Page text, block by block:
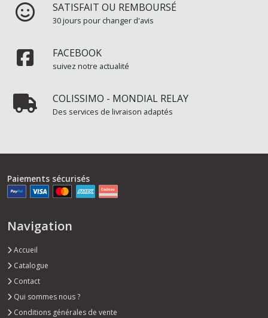
SATISFAIT OU REMBOURSÉ
30 jours pour changer d'avis
FACEBOOK
suivez notre actualité
COLISSIMO - MONDIAL RELAY
Des services de livraison adaptés
Paiements sécurisés
Navigation
Accueil
Catalogue
Contact
Qui sommes nous ?
Conditions générales de vente